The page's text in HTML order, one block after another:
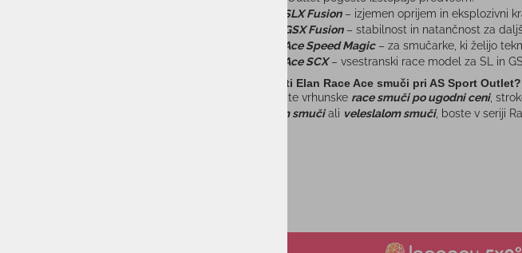
Elan SLX Fusion– izjemen oprijem in eksplozivni
Elan GSX Fusion– stabilnost in natančnost za
Elan Ace Speed Magic– za smučarke, ki želijo
Elan Ace SCX– vsestranski race model za SL in
Zakaj izbrati Elan Race Ace smuči pri AS Sport Outlet?
Pri nas dobite vrhunske race smuči po ugodni ceni,
slalom smučiali veleslalom smuči, boste v seriji